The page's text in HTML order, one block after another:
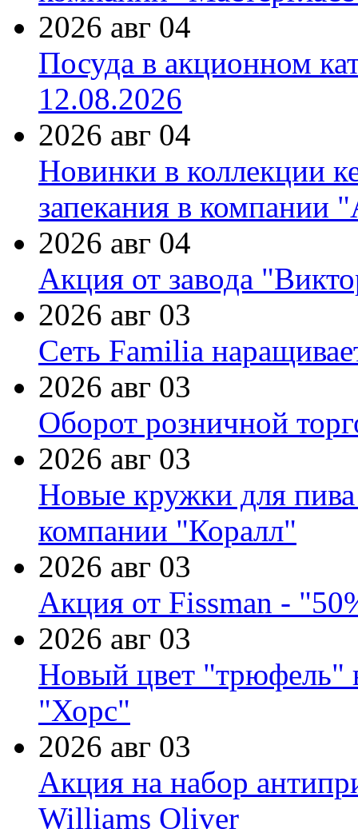
2026 авг 04
Посуда в акционном
12.08.2026
2026 авг 04
Новинки в коллекции
запекания в компании
2026 авг 04
Акция от завода
2026 авг 03
Сеть Familia
2026 авг 03
Оборот розничной
2026 авг 03
Новые кружки для
компании "Коралл"
2026 авг 03
Акция от Fissman -
2026 авг 03
Новый цвет "трюфель"
"Хорс"
2026 авг 03
Акция на набор
Williams Oliver